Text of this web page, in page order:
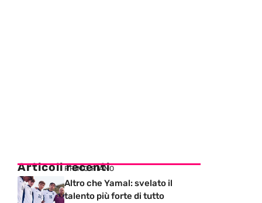
Articoli recenti
PRIMO PIANO
Altro che Yamal: svelato il
talento più forte di tutto